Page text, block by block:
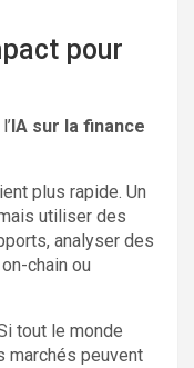
pour
IA sur la finance
plus rapide. Un
utiliser des
analyser des
chain ou
tout le monde
marchés peuvent